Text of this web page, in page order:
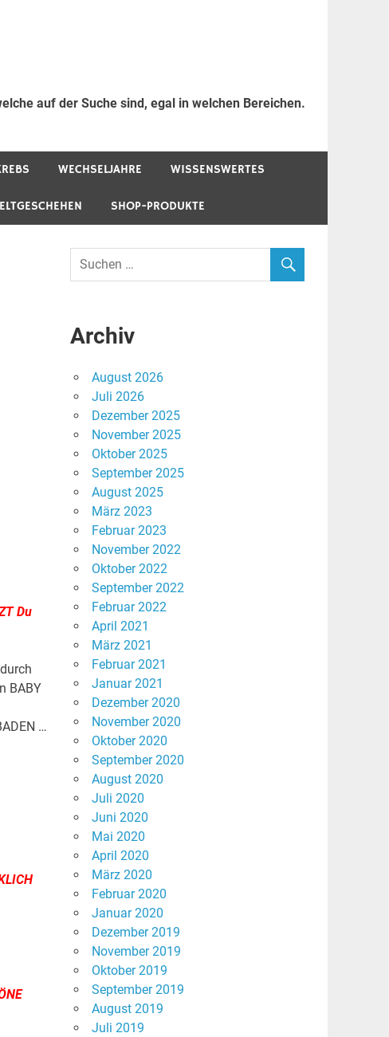
auf der Suche sind, egal in welchen Bereichen.
WECHSELJAHRE WISSENSWERTES
SHOP-PRODUKTE
Du
BABY
…
Archiv
August 2026
Juli 2026
Dezember 2025
November 2025
Oktober 2025
September 2025
August 2025
März 2023
Februar 2023
November 2022
Oktober 2022
September 2022
Februar 2022
April 2021
März 2021
Februar 2021
Januar 2021
Dezember 2020
November 2020
Oktober 2020
September 2020
August 2020
Juli 2020
Juni 2020
Mai 2020
April 2020
März 2020
Februar 2020
Januar 2020
Dezember 2019
November 2019
Oktober 2019
September 2019
August 2019
Juli 2019